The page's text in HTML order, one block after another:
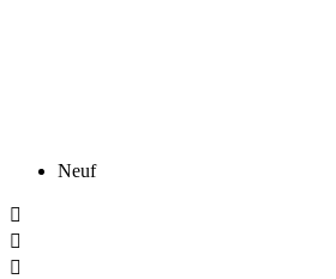
Neuf


